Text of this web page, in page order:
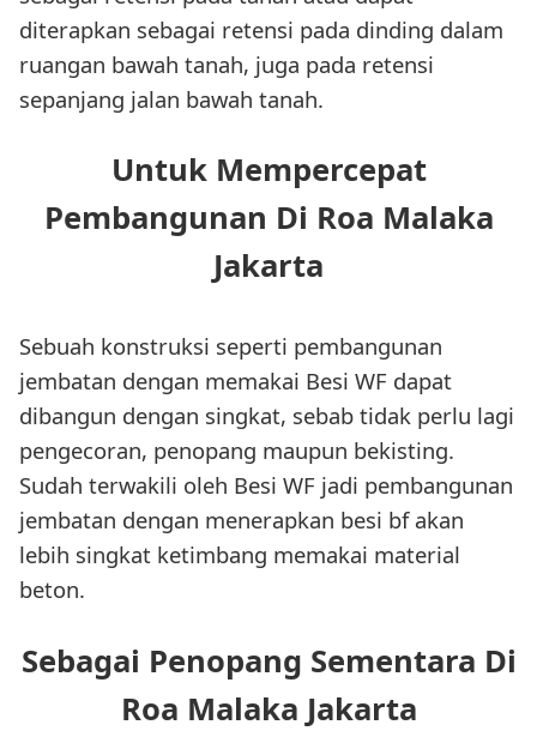
diterapkan sebagai retensi pada dinding dalam
ruangan bawah tanah, juga pada retensi
sepanjang jalan bawah tanah.
Untuk Mempercepat
Pembangunan Di Roa Malaka
Jakarta
Sebuah konstruksi seperti pembangunan
jembatan dengan memakai Besi WF dapat
dibangun dengan singkat, sebab tidak perlu lagi
pengecoran, penopang maupun bekisting.
Sudah terwakili oleh Besi WF jadi pembangunan
jembatan dengan menerapkan besi bf akan
lebih singkat ketimbang memakai material
beton.
Sebagai Penopang Sementara Di
Roa Malaka Jakarta